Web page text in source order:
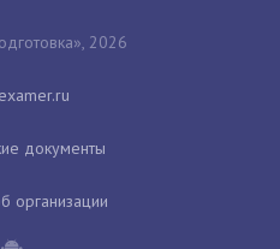
2026
документы
организации